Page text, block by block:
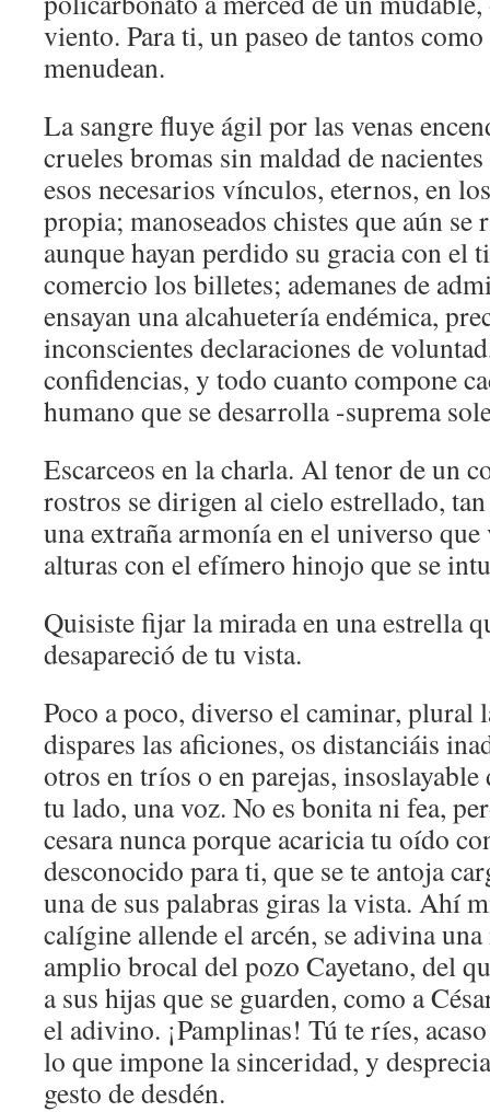
viento. Para ti, un paseo de tantos
menudean.
La sangre fluye ágil por las venas
crueles bromas sin maldad de
esos necesarios vínculos, eternos, en
propia; manoseados chistes que aún
aunque hayan perdido su gracia con el
comercio los billetes; ademanes de
ensayan una alcahuetería endémica,
inconscientes declaraciones de
confidencias, y todo cuanto compone
humano que se desarrolla -suprema
Escarceos en la charla. Al tenor de un
rostros se dirigen al cielo estrellado,
una extraña armonía en el universo
alturas con el efímero hinojo que se
Quisiste fijar la mirada en una estrella
desapareció de tu vista.
Poco a poco, diverso el caminar, plural
dispares las aficiones, os distanciáis
otros en tríos o en parejas,
tu lado, una voz. No es bonita ni fea,
cesara nunca porque acaricia tu oído
desconocido para ti, que se te antoja
una de sus palabras giras la vista. Ahí
calígine allende el arcén, se adivina
amplio brocal del pozo Cayetano, del
a sus hijas que se guarden, como a
el adivino. ¡Pamplinas! Tú te ríes,
lo que impone la sinceridad, y
gesto de desdén.